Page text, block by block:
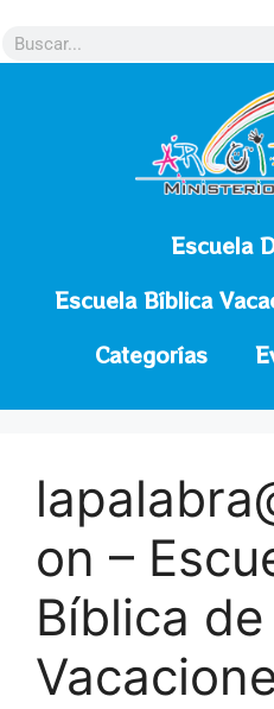
Escuela
Escuela Bíblica
Categorías
on –
Bíblica de